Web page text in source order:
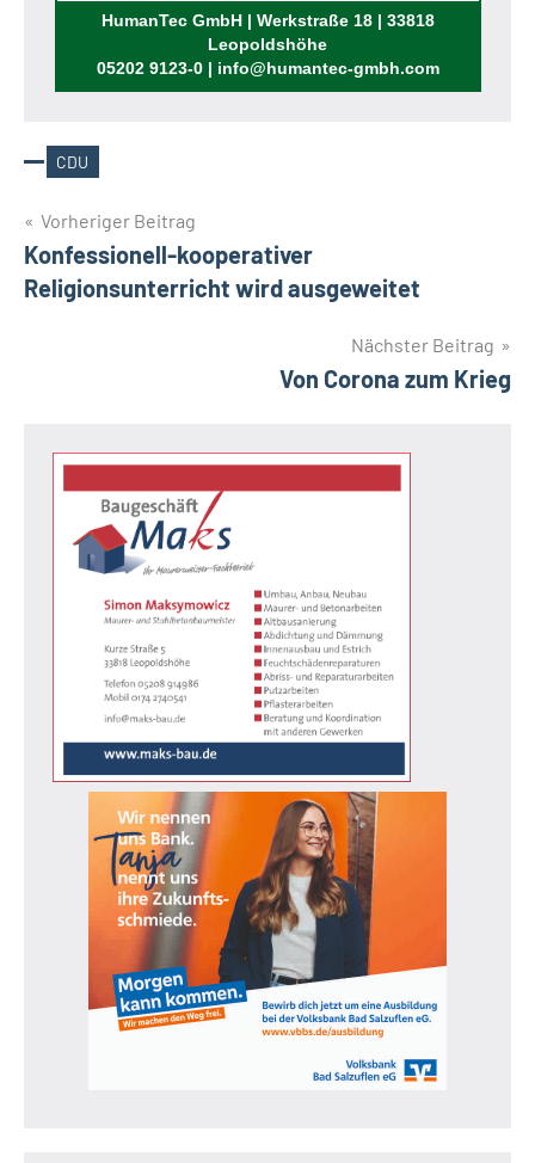
Rufen Sie uns an!
HumanTec GmbH | Werkstraße 18 | 33818
Leopoldshöhe
05202 9123-0 | info@humantec-gmbh.com
Schlagwörter
CDU
Beitragsnavigation
Vorheriger Beitrag
Konfessionell-kooperativer
Religionsunterricht wird ausgeweitet
Nächster Beitrag
Von Corona zum Krieg